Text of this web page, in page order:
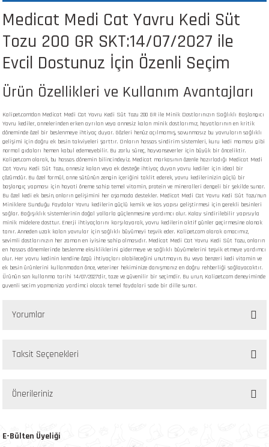
Medicat Medi Cat Yavru Kedi Süt
Tozu 200 GR SKT:14/07/2027 ile
Evcil Dostunuz İçin Özenli Seçim
Ürün Özellikleri ve Kullanım Avantajları
Kalipet.com'dan Medicat Medi Cat Yavru Kedi Süt Tozu 200 GR ile Minik Dostlarınızın Sağlıklı Başlangıcı
Yavru kediler, annelerinden erken ayrılan veya annesiz kalan minik dostlarımız, hayatlarının en kritik
döneminde özel bir beslenmeye ihtiyaç duyar. Gözleri henüz açılmamış, savunmasız bu yavruların sağlıklı
gelişimi için doğru ek besin takviyeleri şarttır. Onların hassas sindirim sistemleri, kuru kedi maması gibi
normal gıdaları hemen kabul edemeyebilir. Bu zorlu süreç, hayvanseverler için büyük bir önceliktir.
Kalipet.com olarak, bu hassas dönemin bilincindeyiz. Medicat markasının özenle hazırladığı Medicat Medi
Cat Yavru Kedi Süt Tozu, annesiz kalan veya ek desteğe ihtiyaç duyan yavru kediler için ideal bir
çözümdür. Bu özel formül, anne sütünün zengin içeriğini taklit ederek, yavru kedilerinizin güçlü bir
başlangıç yapması için hayati öneme sahip temel vitamin, protein ve mineralleri dengeli bir şekilde sunar.
Bu özel kedi ek besin, onların gelişimini her aşamada destekler. Medicat Medi Cat Yavru Kedi Süt Tozu'nun
Miniklere Sunduğu Faydalar Yavru kedilerin güçlü kemik ve kas yapısı geliştirmesi için gerekli besinleri
sağlar. Bağışıklık sistemlerinin doğal yollarla güçlenmesine yardımcı olur. Kolay sindirilebilir yapısıyla
minik midelere dosttur. Enerji ihtiyaçlarını karşılayarak, yavru kedilerin aktif günler geçirmesine olanak
tanır. Anneden uzak kalan yavrular için sağlıklı büyümeyi teşvik eder. Kalipet.com olarak amacımız,
sevimli dostlarınızın her zaman en iyisine sahip olmasıdır. Medicat Medi Cat Yavru Kedi Süt Tozu, onların
en hassas dönemlerinde beslenme eksikliklerini gidermeye ve sağlıklı büyümelerini teşvik etmeye yardımcı
olur. Her yavru kedinin kendine özgü ihtiyaçları olabileceğini unutmayın. Bu veya benzeri kedi vitamin ve
ek besin ürünlerini kullanmadan önce, veteriner hekiminize danışmanız en doğru rehberliği sağlayacaktır.
Ürünün son kullanma tarihi 14/07/2027'dir, taze ve güvenilir bir seçimdir. Bu urun, Kalipet.com deneyiminde
guvenli secim yapmaniza yardimci olacak temel faydalari sade bir dille sunar.
Yorumlar
Taksit Seçenekleri
Önerileriniz
gördüğünüz noktaları öneri formunu kullanarak tarafımıza iletebilirsiniz.
E-Bülten Üyeliği